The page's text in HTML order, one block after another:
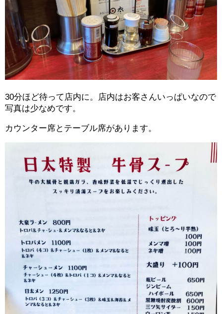
30分ほど待って店内に。店内はお客さんいっぱいなので
写真は少なめです。
カウンター席とテーブル席があります。